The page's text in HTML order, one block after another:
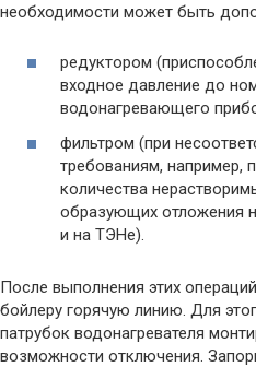
необходимости может быть
редуктором
входное давление до
водонагревающего
фильтром (при
требованиям, например,
количества
образующих отложения
и на ТЭНе).
После выполнения этих
бойлеру горячую линию. Для
патрубок водонагревателя
возможности отключения.